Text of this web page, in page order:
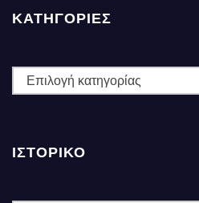
ΚΑΤΗΓΟΡΙΕΣ
ΚΑΤΗΓΟΡΙΕΣ
ΙΣΤΟΡΙΚΌ